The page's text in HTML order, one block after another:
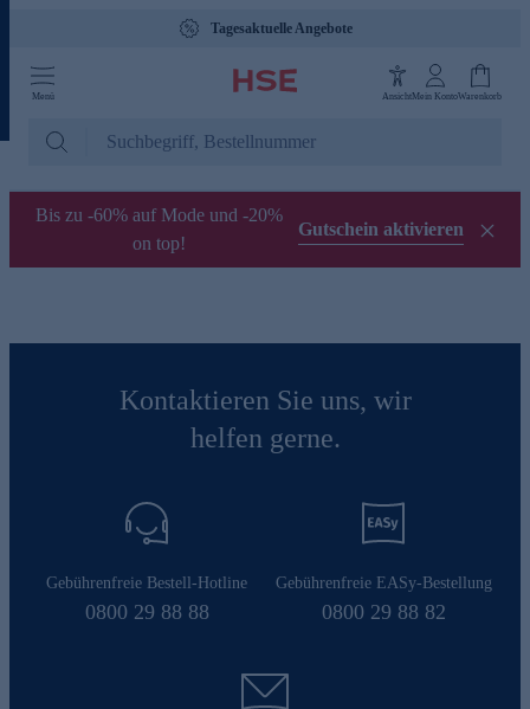
Tagesaktuelle Angebote
Menü AnsichtMein KontoWarenkorb
Bis zu -60% auf Mode und -20%
on top!
Gutschein aktivieren
Kontaktieren Sie uns, wir
helfen gerne.
Gebührenfreie Bestell-Hotline
0800 29 88 88
Gebührenfreie EASy-Bestellung
0800 29 88 82